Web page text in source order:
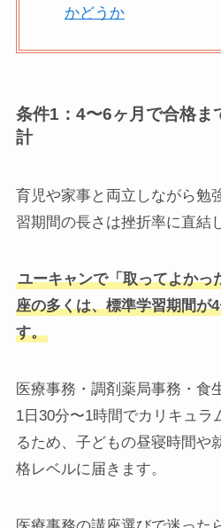
かどうか
条件1：4〜6ヶ月で合格ま
計
育児や家事と両立しながら勉
習期間の長さは挫折率に直結
ユーキャンで「取ってよかっ
座の多くは、標準学習期間が
す。
医療事務・調剤薬局事務・食
1日30分〜1時間でカリキュラ
るため、子どもの昼寝時間や
格レベルに届きます。